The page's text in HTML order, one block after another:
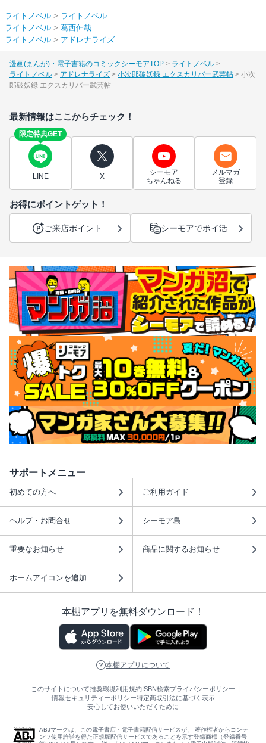
ライトノベル > ライトノベル
ライトノベル > 葛西伸哉
ライトノベル > アドレナライズ
漫画(まんが)・電子書籍のコミックシーモアTOP
ライトノベル
ライトノベル
アドレナライズ 小次郎破妖録 エクスカリバー武芸帖
小次
郎破妖録 エクスカリバー武芸帖
最新情報はここからチェック！
限定特典GET
LINE X
シーモア
ちゃんねる
メルマガ
登録
お得にポイントゲット！
ご来店ポイント シーモアでポイ活
サポートメニュー
初めての方へ ご利用ガイド
ヘルプ・お問合せ シーモア島
重要なお知らせ 商品に関するお知らせ
ホームアイコンを追加
本棚アプリを無料ダウンロード！
本棚アプリについて
このサイトについて推奨環境利用規約ISBN検索プライバシーポリシー
情報セキュリティーポリシー特定商取引法に基づく表示
安心してお使いいただくために
ABJマークは、この電子書店・電子書籍配信サービスが、 著作権者からコンテ
ンツ使用許諾を得た正規版配信サービスであることを示す登録商標（登録番号